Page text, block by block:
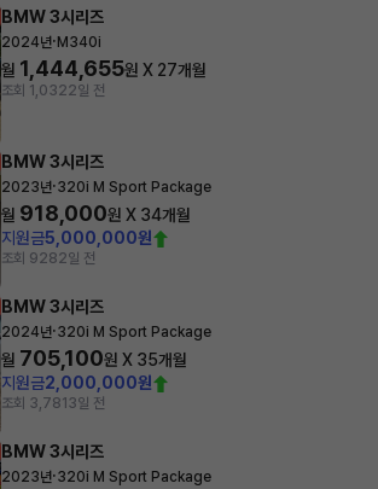
BMW 3시리즈
2024년· M340i
월 1,444,655원 X 27개월
조회 1,0322일 전
BMW 3시리즈
2023년·320i M Sport Package
월 918,000원 X 34개월
지원금5,000,000원
조회 9282일 전
BMW 3시리즈
2024년·320i M Sport Package
월 705,100원 X 35개월
지원금2,000,000원
조회 3,781 3일 전
BMW 3시리즈
2023년·320i M Sport Package